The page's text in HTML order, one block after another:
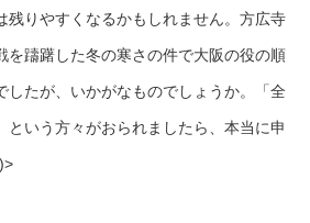
残りやすくなるかもしれません。方広寺
を躊躇した冬の寒さの件で大阪の役の順
したが、いかがなものでしょうか。「全
という方々がおられましたら、本当に申